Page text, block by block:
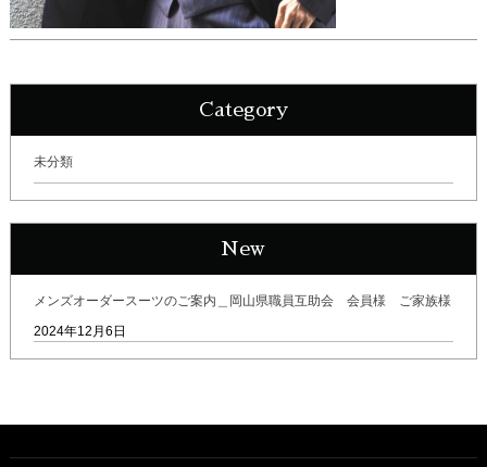
Category
未分類
New
メンズオーダースーツのご案内＿岡山県職員互助会 会員様 ご家族様
2024年12月6日